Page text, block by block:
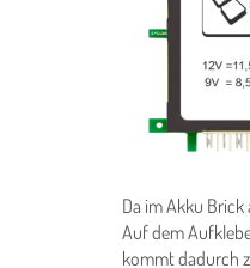
Da im Akku
Auf dem
kommt dadurch